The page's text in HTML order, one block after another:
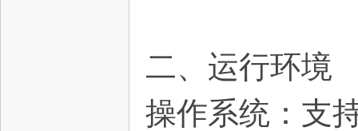
二、运行环境
操作系统：支